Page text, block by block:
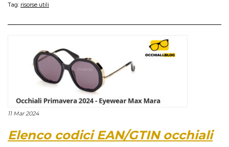
Tag: risorse utili
11 Mar 2024
Elenco codici EAN/GTIN occhiali